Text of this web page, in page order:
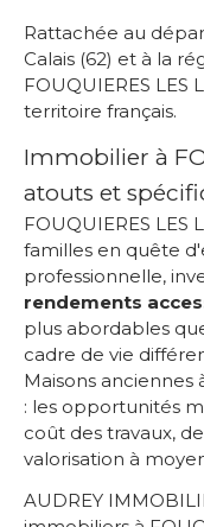
Rattachée au
Calais (62) et à la
FOUQUIERES
territoire français.
Immobilier à
atouts et
FOUQUIERES LES
familles en quête
professionnelle,
rendements
plus abordables
cadre de vie
Maisons anciennes
: les opportunités
coût des travaux,
valorisation à
AUDREY